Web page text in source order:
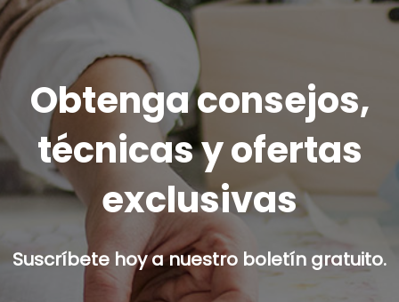
Obtenga consejos,
técnicas y ofertas
exclusivas
Suscríbete hoy a nuestro boletín gratuito.